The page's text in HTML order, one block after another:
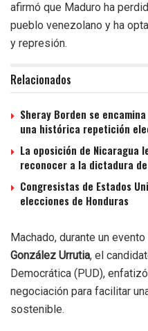
afirmó que Maduro ha
pueblo venezolano y ha
y represión.
Relacionados
Sheray Borden se
una histórica repetición
La oposición de Nicaragua
reconocer a la dictadura
Congresistas de Estados
elecciones de Honduras
Machado, durante un
González Urrutia, el
Democrática (PUD),
negociación para facilitar
sostenible.